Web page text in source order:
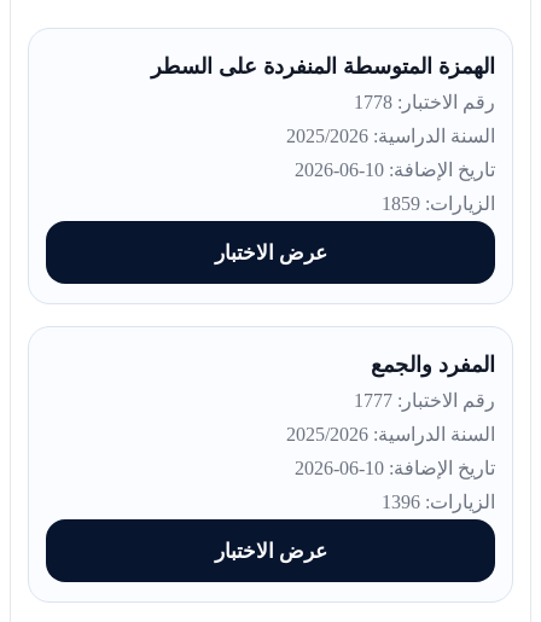
الهمزة المتوسطة المنفردة على السطر
رقم الاختبار: 1778
السنة الدراسية: 2025/2026
تاريخ الإضافة: 10-06-2026
الزيارات: 1859
عرض الاختبار
المفرد والجمع
رقم الاختبار: 1777
السنة الدراسية: 2025/2026
تاريخ الإضافة: 10-06-2026
الزيارات: 1396
عرض الاختبار